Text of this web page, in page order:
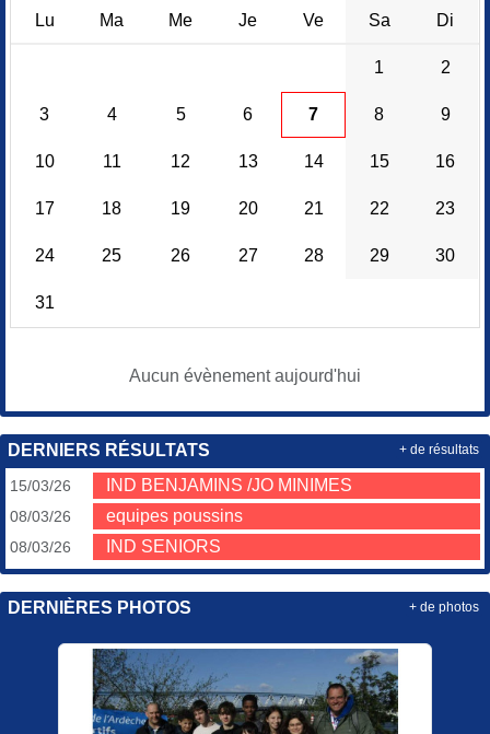
Lu Ma Me Je Ve Sa Di
1 2
3 4 5 6 7 8 9
10 11 12 13 14 15 16
17 18 19 20 21 22 23
24 25 26 27 28 29 30
31
Aucun évènement aujourd'hui
DERNIERS RÉSULTATS
15/03/26 IND BENJAMINS /JO MINIMES
08/03/26 equipes poussins
08/03/26 IND SENIORS
+ de résultats
DERNIÈRES PHOTOS + de photos